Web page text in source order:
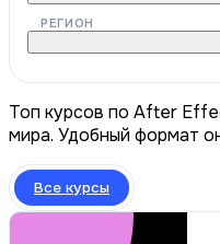
РЕГИОН
Топ курсов по After
мира. Удобный формат
Все курсы